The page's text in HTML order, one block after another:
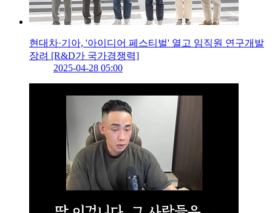
현대차·기아, '아이디어 페스티벌' 열고 임직원 연구개발
장려 [R&D가 국가경쟁력]
2025-04-28 05:00